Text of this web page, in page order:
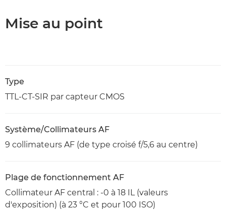
Mise au point
Type
TTL-CT-SIR par capteur CMOS
Système/Collimateurs AF
9 collimateurs AF (de type croisé f/5,6 au centre)
Plage de fonctionnement AF
Collimateur AF central : -0 à 18 IL (valeurs
d'exposition) (à 23 °C et pour 100 ISO)